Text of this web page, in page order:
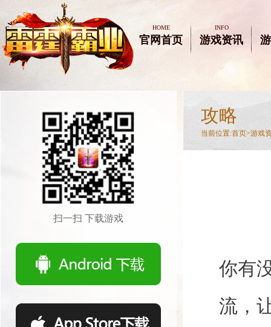
HOME
官网首页
INFO
游戏资讯
扫一扫 下载游戏
攻略
当前位置:首页>游戏
你有
流，